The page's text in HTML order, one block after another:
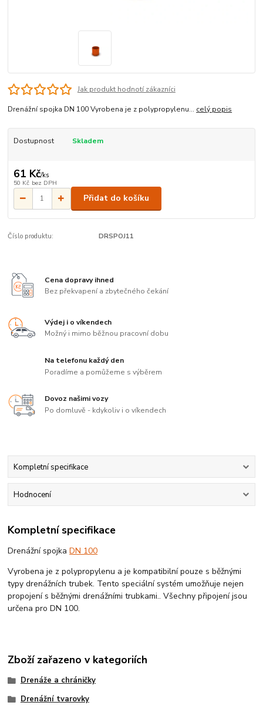
Jak produkt hodnotí zákazníci
Drenážní spojka DN 100 Vyrobena je z polypropylenu... celý popis
Dostupnost Skladem
61 Kč/ks
50 Kč bez DPH
Přidat do košíku
Číslo produktu: DRSPOJ11
Cena dopravy ihned
Bez překvapení a zbytečného čekání
Výdej i o víkendech
Možný i mimo běžnou pracovní dobu
Na telefonu každý den
Poradíme a pomůžeme s výběrem
Dovoz našimi vozy
Po domluvě - kdykoliv i o víkendech
Kompletní specifikace
Hodnocení
Kompletní specifikace
Drenážní spojkaDN 100
Vyrobena je z polypropylenu a je kompatibilní pouze s běžnými
typy drenážních trubek. Tento speciální systém umožňuje nejen
propojení s běžnými drenážními trubkami.. Všechny připojení jsou
určena pro DN 100.
Zboží zařazeno v kategoriích
Drenáže a chráničky
Drenážní tvarovky